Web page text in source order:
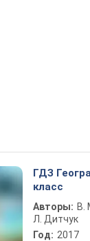
ГДЗ
класс
Авторы: В.
Л. Дитчук
Год: 2017